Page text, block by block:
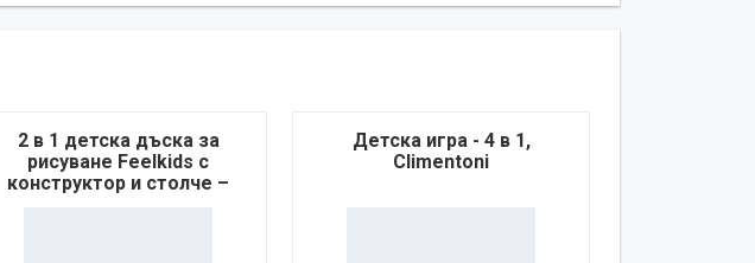
2 в 1 детска дъска за
рисуване Feelkids с
конструктор и столче –
Детска игра - 4 в 1,
Climentoni